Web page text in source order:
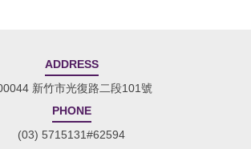
ADDRESS
新竹市光復路二段101號
PHONE
(03) 5715131#62594